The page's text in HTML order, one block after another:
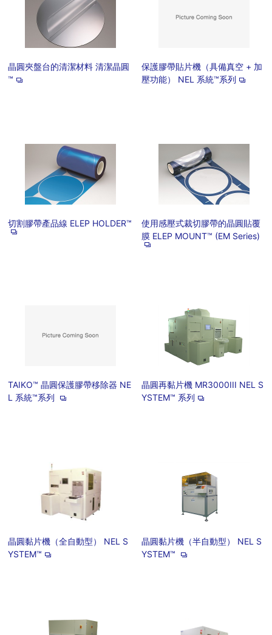
晶圓夾盤台的清潔材料 清潔晶圓
™
保護膠帶貼片機（具備真空 + 加
壓功能） NEL 系統™系列
切割膠帶產品線 ELEP HOLDER™
使用感壓式裁切膠帶的晶圓貼覆
膜 ELEP MOUNT™ (EM Series)
TAIKO™ 晶圓保護膠帶移除器 NE
L 系統™系列
晶圓再黏片機 MR3000III NEL S
YSTEM™ 系列
晶圓黏片機（全自動型） NEL S
YSTEM™
晶圓黏片機（半自動型） NEL S
YSTEM™